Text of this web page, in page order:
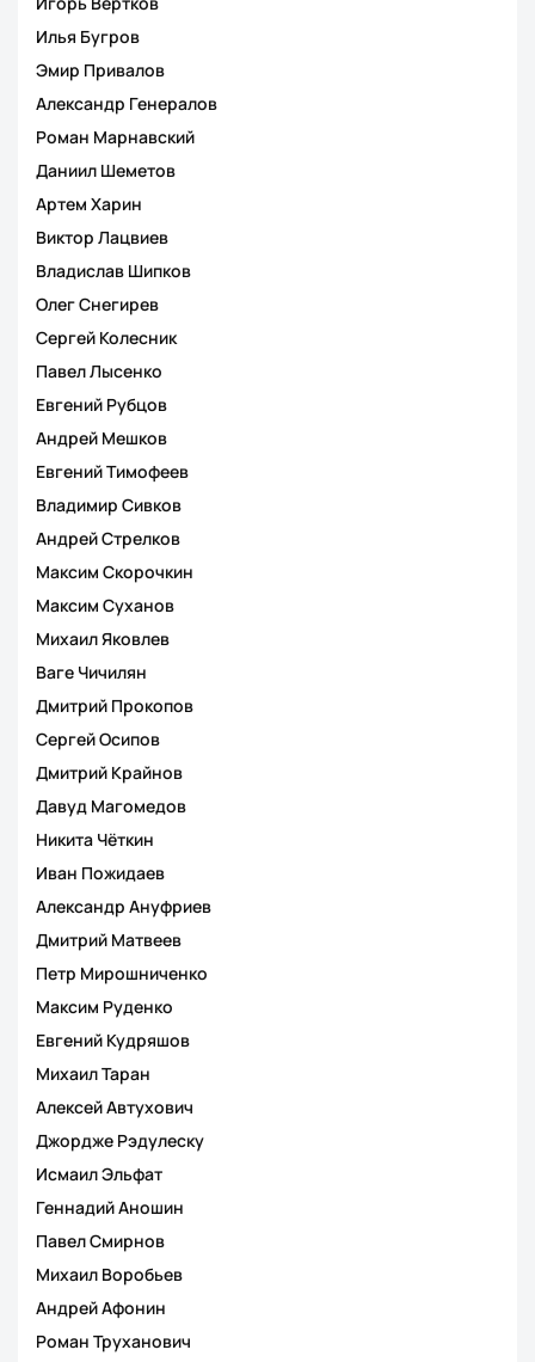
Илья Бугров
Эмир Привалов
Александр Генералов
Роман Марнавский
Даниил Шеметов
Артем Харин
Виктор Лацвиев
Владислав Шипков
Олег Снегирев
Сергей Колесник
Павел Лысенко
Евгений Рубцов
Андрей Мешков
Евгений Тимофеев
Владимир Сивков
Андрей Стрелков
Максим Скорочкин
Максим Суханов
Михаил Яковлев
Ваге Чичилян
Дмитрий Прокопов
Сергей Осипов
Дмитрий Крайнов
Давуд Магомедов
Никита Чёткин
Иван Пожидаев
Александр Ануфриев
Дмитрий Матвеев
Петр Мирошниченко
Максим Руденко
Евгений Кудряшов
Михаил Таран
Алексей Автухович
Джордже Рэдулеску
Исмаил Эльфат
Геннадий Аношин
Павел Смирнов
Михаил Воробьев
Андрей Афонин
Роман Труханович